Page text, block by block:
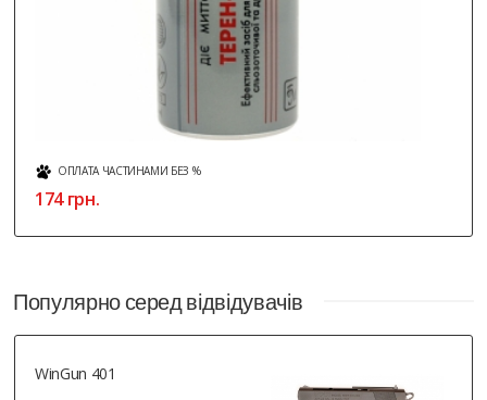
ОПЛАТА ЧАСТИНАМИ БЕЗ %
174 грн.
Популярно серед відвідувачів
WinGun 401